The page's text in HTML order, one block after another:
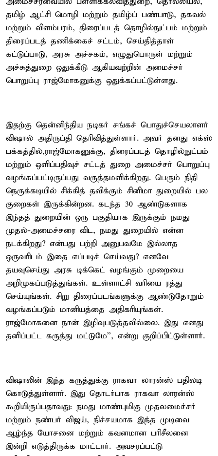
தமிழ் ஆட்சி மொழி மற்றும் தமிழ்ப் பண்பாடு, தகவல்
மற்றும் விளம்பரம், திரைப்படத் தொழில்நுட்பம் மற்றும்
திரைப்படத் தணிக்கைச் சட்டம், செய்தித்தாள்
கட்டுப்பாடு, அரசு அச்சகம், எழுதுபொருள் மற்றும்
அச்சுத்துறை ஒதுக்கீடு ஆகியவற்றின் அமைச்சர்
பொறுப்பு ராஜ்மோகனுக்கு ஒதுக்கப்பட்டுள்ளது.
இதற்கு தென்னிந்திய நடிகர் சங்கச் பொதுச்செயலாளர்
விஷால் அதிருப்தி தெரிவித்துள்ளார். அவர் தனது எக்ஸ்
பக்கத்தில்,ராஜ்மோகனுக்கு, திரைப்படத் தொழில்நுட்பம்
மற்றும் ஒளிப்பதிவுச் சட்டத் துறை அமைச்சர் பொறுப்பு
வழங்கப்பட்டிருப்பது வருத்தமளிக்கிறது. பெரும் நிதி
நெருக்கடியில் சிக்கித் தவிக்கும் சினிமா துறையில் பல
குறைகள் இருக்கின்றன. கடந்த 30 ஆண்டுகளாக
இந்தத் துறையின் ஒரு பகுதியாக இருக்கும் நமது
முதல்-அமைச்சரை விட, நமது துறையில் என்ன
நடக்கிறது? என்பது பற்றி அனுபவமே இல்லாத
ஒருவரிடம் இதை எப்படிச் செய்வது? எனவே
தயவுசெய்து அரசு டிக்கெட் வழங்கும் முறையை
அறிமுகப்படுத்துங்கள். உள்ளாட்சி வரியை ரத்து
செய்யுங்கள். சிறு திரைப்படங்களுக்கு ஆண்டுதோறும்
வழங்கப்படும் மானியத்தை அதிகரியுங்கள்.
ராஜ்மோகனை நான் இழிவுபடுத்தவில்லை. இது எனது
தனிப்பட்ட கருத்து மட்டுமே'', என்று குறிப்பிட்டுள்ளார்.
விஷாலின் இந்த கருத்துக்கு ராகவா லாரன்ஸ் பதிலடி
கொடுத்துள்ளார். இது தொடர்பாக ராகவா லாரன்ஸ்
கூறியிருப்பதாவது: நமது மாண்புமிகு முதலமைச்சர்
மற்றும் நண்பர் விஜய், நிச்சயமாக இந்த முடிவை
ஆழ்ந்த யோசனை மற்றும் கவனமான பரிசீலனை
இன்றி எடுத்திருக்க மாட்டார். அவசரப்பட்டு